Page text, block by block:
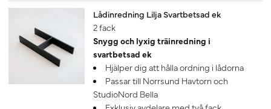
Lådinredning Lilja Svartbetsad ek
2 fack
Snygg och lyxig träinredning i
svartbetsad ek
Hjälper dig att hålla ordning i lådorna
Passar till Norrsund Havtorn och
StudioNord Bella